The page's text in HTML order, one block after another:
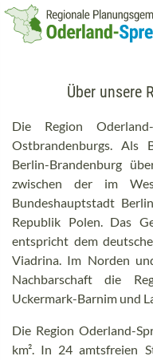
Direkt
zum
Inhalt
Über unsere
Die Region
Ostbrandenburgs. Als
Berlin-Brandenburg
zwischen der im
Bundeshauptstadt
Republik Polen. Das
entspricht dem
Viadrina. Im Norden
Nachbarschaft die
Uckermark-Barnim und
Die Region Oderland-
km². In 24 amtsfreien